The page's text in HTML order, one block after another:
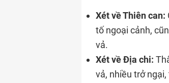
Xét về Thiên can:
tố ngoại cảnh,
vả.
Xét về Địa chi:
vả, nhiều trở